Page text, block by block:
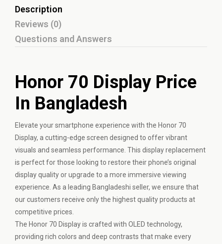
Description
Reviews (0)
Questions and Answers
Honor 70 Display Price
In Bangladesh
Elevate your smartphone experience with the Honor 70
Display, a cutting-edge screen designed to offer vibrant
visuals and seamless performance. This display replacement
is perfect for those looking to restore their phone’s original
display quality or upgrade to a more immersive viewing
experience. As a leading Bangladeshi seller, we ensure that
our customers receive only the highest quality products at
competitive prices.
The Honor 70 Display is crafted with OLED technology,
providing rich colors and deep contrasts that make every